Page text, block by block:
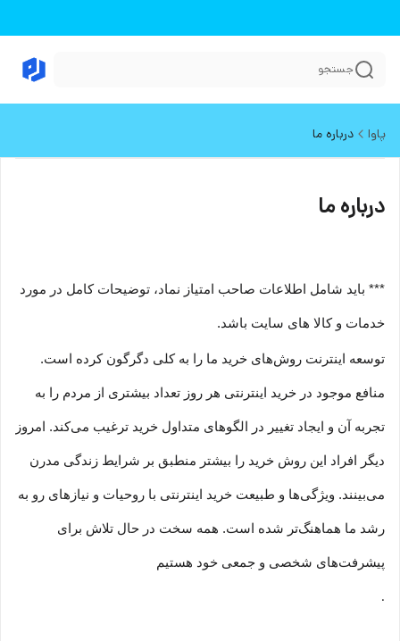
جستجو
پاوا درباره ما
درباره ما
*** باید شامل اطلاعات صاحب امتیاز نماد، توضیحات کامل در مورد
خدمات و کالا های سایت باشد.
توسعه اینترنت روش‌های خرید ما را به کلی دگرگون کرده است.
منافع موجود در خرید اینترنتی هر روز تعداد بیشتری از مردم را به
تجربه آن و ایجاد تغییر در الگوهای متداول خرید ترغیب می‏‌کند. امروز
دیگر افراد این روش خرید را بیشتر منطبق بر شرایط زندگی مدرن
می‏‏‏‌بینند. ویژگی‏‏‏‌ها و طبیعت خرید اینترنتی با روحیات و نیازهای رو به
رشد ما هماهنگ‏‏‌تر شده است. همه سخت در حال تلاش برای
پیشرفت‏‏‌های شخصی و جمعی خود هستیم
.